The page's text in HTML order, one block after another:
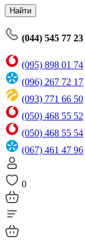
Найти
(044) 545 77 23
(095) 898 01 74
(096) 267 72 17
(093) 771 66 50
(050) 468 55 52
(050) 468 55 54
(067) 461 47 96
0